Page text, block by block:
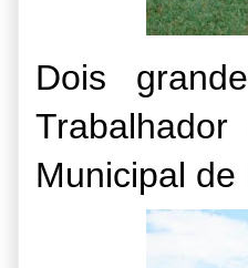
Dois
Municipal